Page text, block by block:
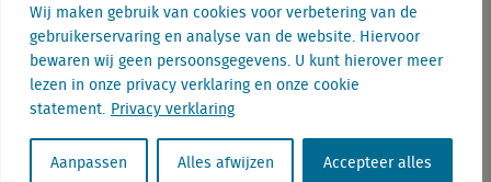
Wij maken gebruik van cookies voor verbetering van de
gebruikerservaring en analyse van de website. Hiervoor
bewaren wij geen persoonsgegevens. U kunt hierover meer
lezen in onze privacy verklaring en onze cookie
statement. Privacy verklaring
Aanpassen Alles afwijzen Accepteer alles
Gertjan Slob is Directeur Onderzoek bij
Locatus. Tijdens zijn werk is hij continu bezig
met het analyseren van retaildata. Hierbij
signaleert hij regelmatig opvallende trends en
ontwikkelingen. Hij is dan ook een
veelgevraagd spreker.